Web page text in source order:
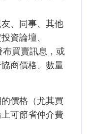
、同事、其他
資論壇、
布買賣訊息，或
商價格、數量
價格（尤其買
可節省仲介費